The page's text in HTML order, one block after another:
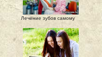
Лечение зубов самому